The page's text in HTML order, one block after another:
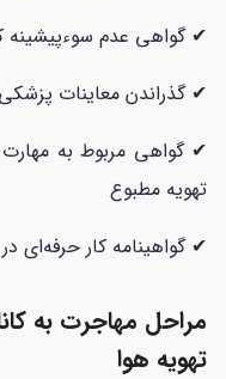
✔ گواهی عدم سوءپیشینه
✔ گذراندن معاینات
✔ گواهی مربوط به
تهویه مطبوع
✔ گواهینامه کار حرفه‌ای
مراحل مهاجرت به
تهویه هوا